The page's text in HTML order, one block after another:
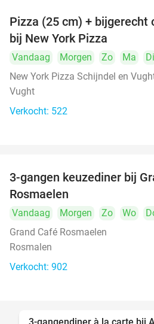
Pizza (25 cm) + bijgerecht
bij New York Pizza
Vandaag Morgen Zo Ma Di
New York Pizza Schijndel en
Vught
Verkocht: 522
3-gangen keuzediner bij
Rosmaelen
Vandaag Morgen Zo Wo
Grand Café Rosmaelen
Rosmalen
Verkocht: 902